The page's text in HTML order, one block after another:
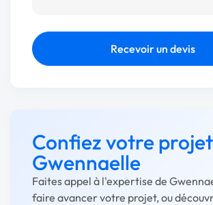
Recevoir un devis
Confiez votre
Gwennaelle
Faites appel à l'expertise de
faire avancer votre projet, ou